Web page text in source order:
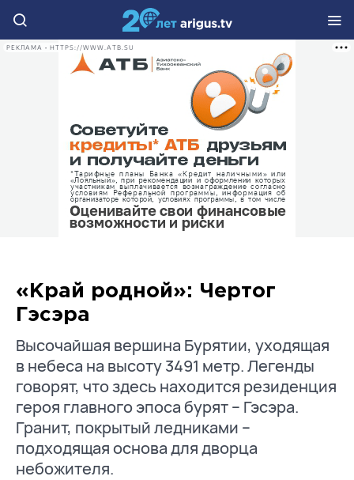
РЕКЛАМА • HTTPS://WWW.ATB.SU
«Край родной»: Чертог
Гэсэра
Высочайшая вершина Бурятии, уходящая
в небеса на высоту 3491 метр. Легенды
говорят, что здесь находится резиденция
героя главного эпоса бурят – Гэсэра.
Гранит, покрытый ледниками –
подходящая основа для дворца
небожителя.